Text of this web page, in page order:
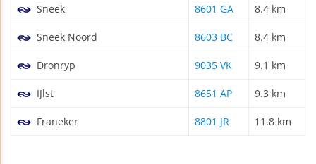
Sneek 8601 GA 8.4 km
Sneek Noord 8603 BC 8.4 km
Dronryp 9035 VK 9.1 km
IJlst 8651 AP 9.3 km
Franeker 8801 JR 11.8 km